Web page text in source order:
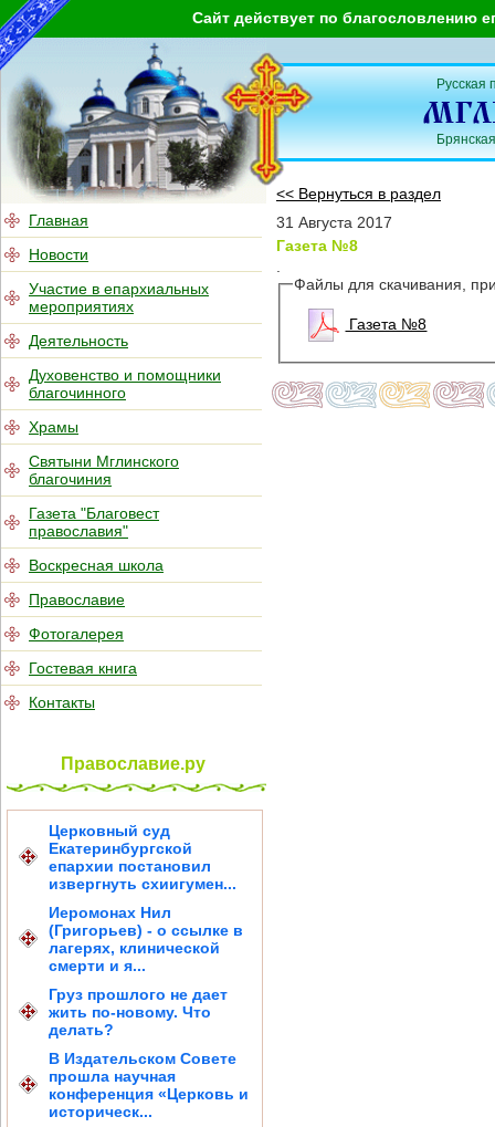
Сайт действует по благословлению
Главная
Новости
Участие в епархиальных
мероприятиях
Деятельность
Духовенство и помощники
благочинного
Храмы
Святыни Мглинского
благочиния
Газета "Благовест
православия"
Воскресная школа
Православие
Фотогалерея
Гостевая книга
Контакты
Православие.ру
Церковный суд
Екатеринбургской
епархии постановил
извергнуть схиигумен...
Иеромонах Нил
(Григорьев) - о ссылке в
лагерях, клинической
смерти и я...
Груз прошлого не дает
жить по-новому. Что
делать?
В Издательском Совете
прошла научная
конференция «Церковь и
историческ...
Русская
<< Вернуться в раздел
31 Августа 2017
Газета №8
Файлы для скачивания,
Газета №8